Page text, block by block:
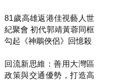
81歲高雄返港佳視藝人世
紀聚會 初代郭靖黃蓉同框
勾起《神鵰俠侶》回憶殺
回流新思維：善用大灣區
政策與交通優勢，打造高